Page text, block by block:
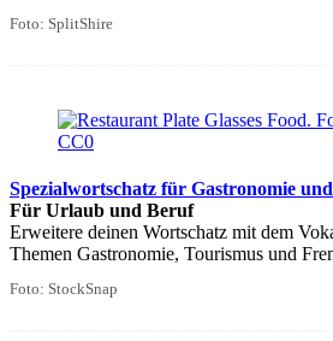
Foto: SplitShire
Spezialwortschatz für Gastronomie
Für Urlaub und Beruf
Erweitere deinen Wortschatz mit dem
Themen Gastronomie, Tourismus und
Foto: StockSnap